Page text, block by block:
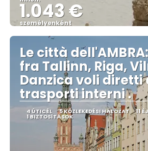
1.043 €
személyenként
Megnézem
Le città
fra Tallinn, Riga,
Danzica voli diretti
trasporti interni .
4 ÚTICÉL 5 KÖZLEKEDÉSI HÁLÓZAT 11
1 BIZTOSÍTÁSOK